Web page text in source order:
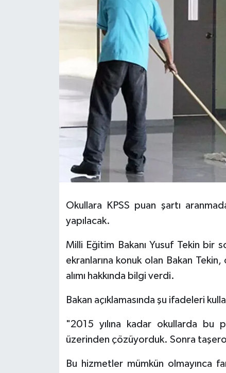
Okullara KPSS puan şartı
yapılacak.
Milli Eğitim Bakanı Yusuf Tekin bir
ekranlarına konuk olan Bakan
alımı hakkında bilgi verdi.
Bakan açıklamasında şu ifadeleri
"2015 yılına kadar okullarda bu
üzerinden çözüyorduk. Sonra
Bu hizmetler mümkün olmayınca
HABERDE İNSAN
MAGAZİN
RESMİ İLANLAR
Teknoloji